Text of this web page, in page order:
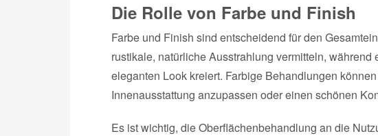
Die Rolle von Farbe und Finish
Farbe und Finish sind entscheidend für den
rustikale, natürliche Ausstrahlung vermitteln,
eleganten Look kreiert. Farbige Behandlungen
Innenausstattung anzupassen oder einen schönen
Es ist wichtig, die Oberflächenbehandlung an die